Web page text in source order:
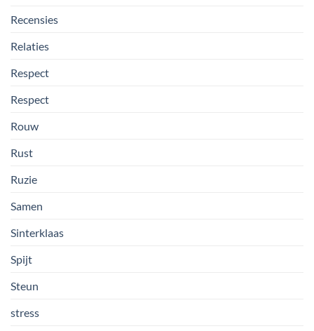
Recensies
Relaties
Respect
Respect
Rouw
Rust
Ruzie
Samen
Sinterklaas
Spijt
Steun
stress